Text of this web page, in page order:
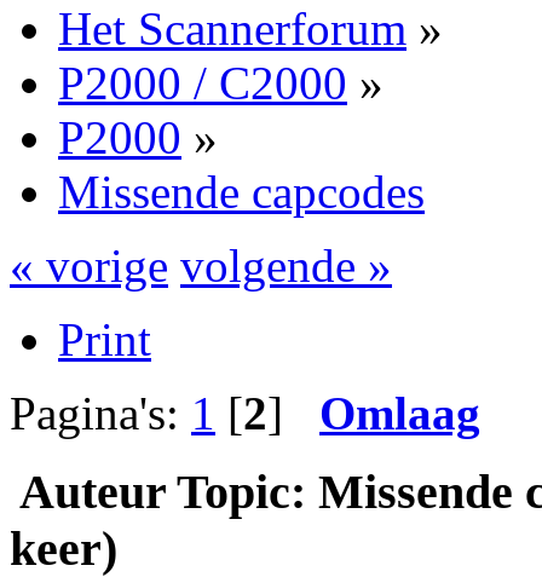
Het Scannerforum »
P2000 / C2000 »
P2000 »
Missende capcodes
« vorige volgende »
Print
Pagina's: 1 [2] Omlaag
Auteur Topic: Missende
keer)